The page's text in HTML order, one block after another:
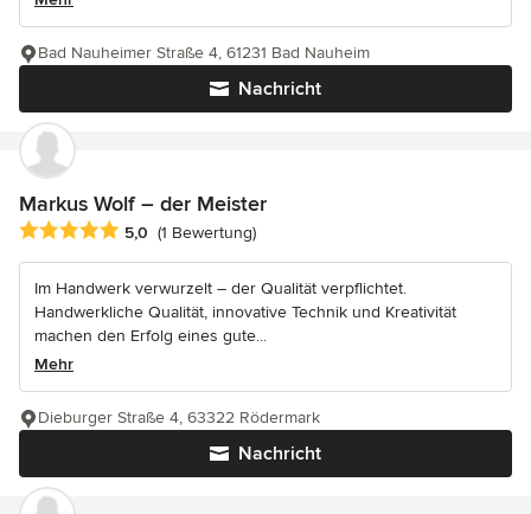
Nachricht
Bad Nauheimer Straße 4, 61231 Bad Nauheim
Markus Wolf – der Meister
Durchschnittliche Bewertung: 5 von 5 Sternen
5,0 (1 Bewertung)
Im Handwerk verwurzelt – der Qualität verpflichtet.
Handwerkliche Qualität, innovative Technik und Kreativität
machen den Erfolg eines gute...
Mehr
Nachricht
Dieburger Straße 4, 63322 Rödermark